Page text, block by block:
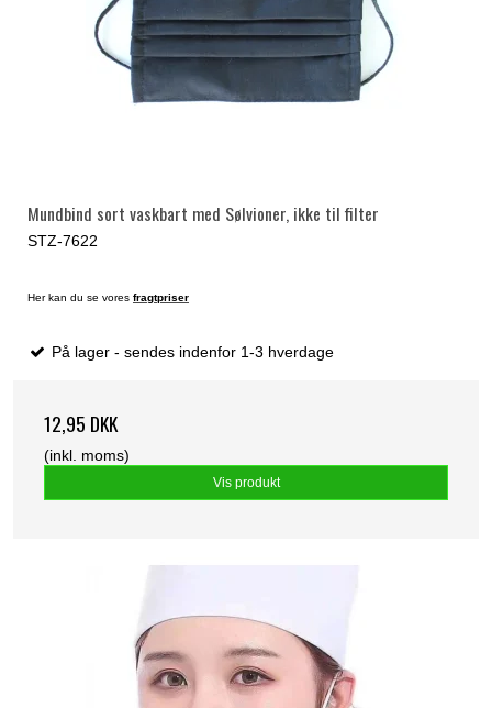
Mundbind sort vaskbart med Sølvioner, ikke til filter
STZ-7622
Her kan du se vores fragtpriser
På lager - sendes indenfor 1-3 hverdage
12,95 DKK
(inkl. moms)
Vis produkt